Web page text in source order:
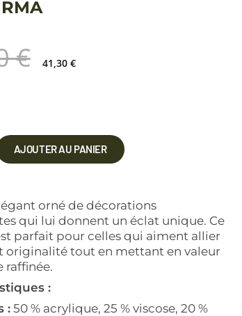
€ 41,30 €
AJOUTER AU PANIER
orné de décorations
qui lui donnent un éclat unique. Ce
parfait pour celles qui aiment allier
originalité tout en mettant en valeur
raffinée.
:
:50 % acrylique, 25 % viscose, 20 %